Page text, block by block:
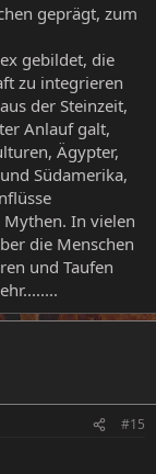
geprägt, zum
gebildet, die
zu integrieren
der Steinzeit,
Anlauf galt,
Ägypter,
Südamerika,
In vielen
die Menschen
und Taufen
#15